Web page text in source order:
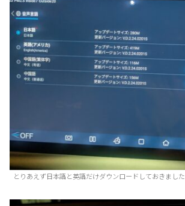
とりあえず日本語と英語だけダウンロードしておきました